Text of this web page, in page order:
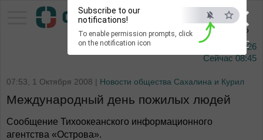
×
ESC
Subscribe to our
notifications!
To enable permission prompts, click
on the notification icon
информационное агентство
7 августа 2026
Сейчас 08:45
07:53, 1 Октября 2008 | Новости общества Сахалина и Курил
Международный день пожилых людей
Сообщение Тихоокеанского информационного
агентства «Острова».